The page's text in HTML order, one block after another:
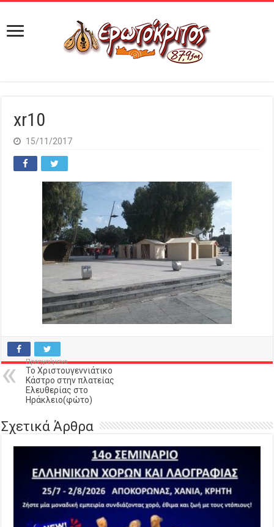
xr10
15/11/2017
Προηγούμενο
Το Χριστουγεννιάτικο
Κάστρο στην πλατείας
Ελευθερίας στο
Ηράκλειο(φώτο)
Σχετικά Άρθρα